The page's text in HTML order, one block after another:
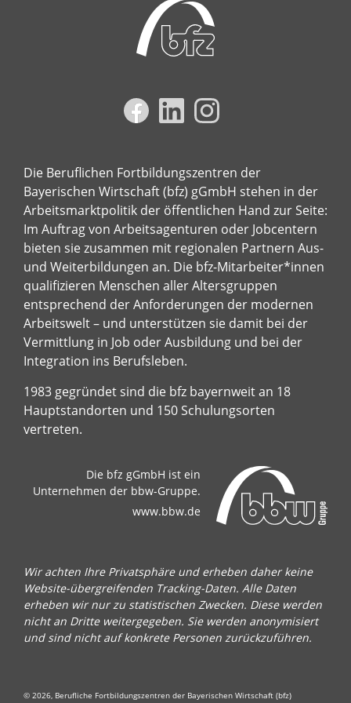
Die Beruflichen Fortbildungszentren der
Bayerischen Wirtschaft (bfz) gGmbH stehen in der
Arbeitsmarktpolitik der öffentlichen Hand zur Seite:
Im Auftrag von Arbeitsagenturen oder Jobcentern
bieten sie zusammen mit regionalen Partnern Aus-
und Weiterbildungen an. Die bfz-Mitarbeiter*innen
qualifizieren Menschen aller Altersgruppen
entsprechend der Anforderungen der modernen
Arbeitswelt – und unterstützen sie damit bei der
Vermittlung in Job oder Ausbildung und bei der
Integration ins Berufsleben.
1983 gegründet sind die bfz bayernweit an 18
Hauptstandorten und 150 Schulungsorten
vertreten.
Die bfz gGmbH ist ein
Unternehmen der bbw-Gruppe.
www.bbw.de
Wir achten Ihre Privatsphäre und erheben daher keine
Website-übergreifenden Tracking-Daten. Alle Daten
erheben wir nur zu statistischen Zwecken. Diese werden
nicht an Dritte weitergegeben. Sie werden anonymisiert
und sind nicht auf konkrete Personen zurückzuführen.
© 2026, Berufliche Fortbildungszentren der Bayerischen Wirtschaft (bfz)